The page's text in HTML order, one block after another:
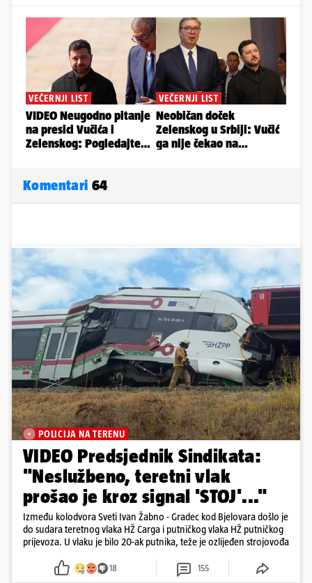
Komentari 64
POLICIJA NA TERENU
VIDEO Predsjednik Sindikata:
"Neslužbeno, teretni vlak
prošao je kroz signal 'STOJ'..."
Između kolodvora Sveti Ivan Žabno - Gradec kod Bjelovara došlo je
do sudara teretnog vlaka HŽ Carga i putničkog vlaka HŽ putničkog
prijevoza. U vlaku je bilo 20-ak putnika, teže je ozlijeđen strojovođa
18 155